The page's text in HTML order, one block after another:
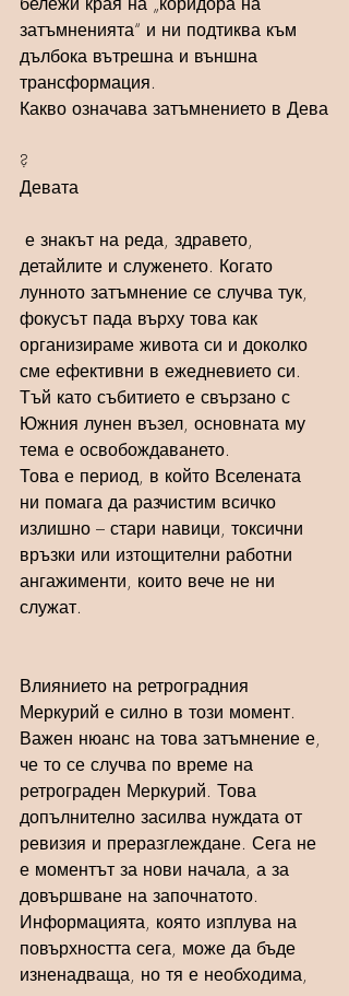
затъмненията“ и ни подтиква към
дълбока вътрешна и външна
трансформация.
Какво означава затъмнението в Дева
?
Девата
е знакът на реда, здравето,
детайлите и служенето. Когато
лунното затъмнение се случва тук,
фокусът пада върху това как
организираме живота си и доколко
сме ефективни в ежедневието си.
Тъй като събитието е свързано с
Южния лунен възел, основната му
тема е освобождаването.
Това е период, в който Вселената
ни помага да разчистим всичко
излишно – стари навици, токсични
връзки или изтощителни работни
ангажименти, които вече не ни
служат.
Влиянието на ретроградния
Меркурий е силно в този момент.
Важен нюанс на това затъмнение е,
че то се случва по време на
ретрограден Меркурий. Това
допълнително засилва нуждата от
ревизия и преразглеждане. Сега не
е моментът за нови начала, а за
довършване на започнатото.
Информацията, която изплува на
повърхността сега, може да бъде
изненадваща, но тя е необходима,